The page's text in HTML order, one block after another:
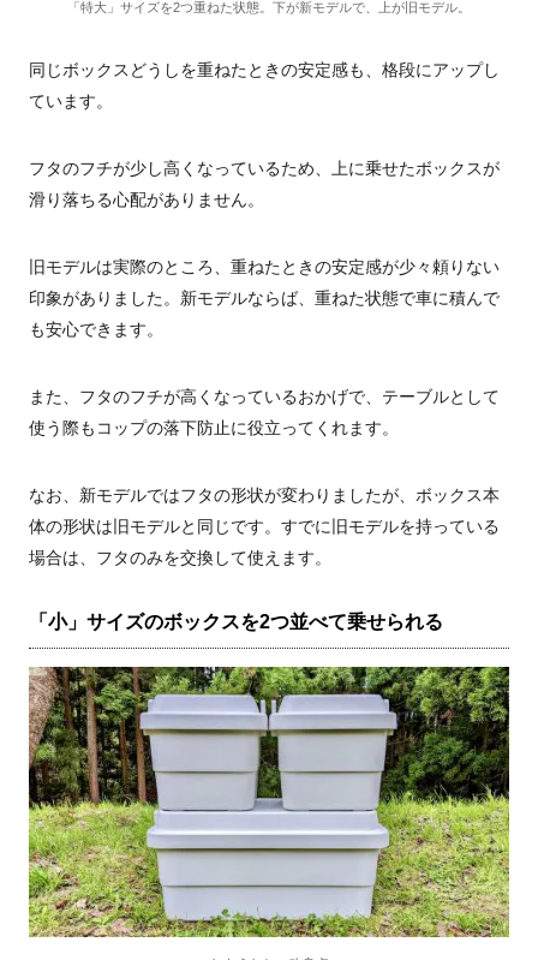
「特大」サイズを2つ重ねた状態。下が新モデルで、上が旧モデル。
同じボックスどうしを重ねたときの安定感も、格段にアップし
ています。
フタのフチが少し高くなっているため、上に乗せたボックスが
滑り落ちる心配がありません。
旧モデルは実際のところ、重ねたときの安定感が少々頼りない
印象がありました。新モデルならば、重ねた状態で車に積んで
も安心できます。
また、フタのフチが高くなっているおかげで、テーブルとして
使う際もコップの落下防止に役立ってくれます。
なお、新モデルではフタの形状が変わりましたが、ボックス本
体の形状は旧モデルと同じです。すでに旧モデルを持っている
場合は、フタのみを交換して使えます。
「小」サイズのボックスを2つ並べて乗せられる